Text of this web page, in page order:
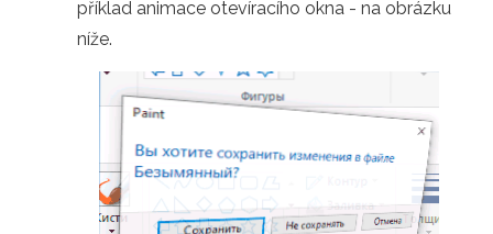
příklad animace otevíracího okna - na obrázku
níže.